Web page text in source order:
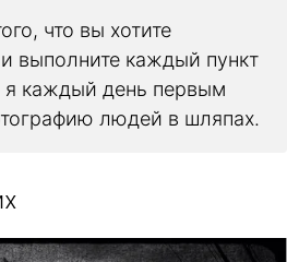
что вы хотите
выполните каждый пункт
я каждый день первым
людей в шляпах.